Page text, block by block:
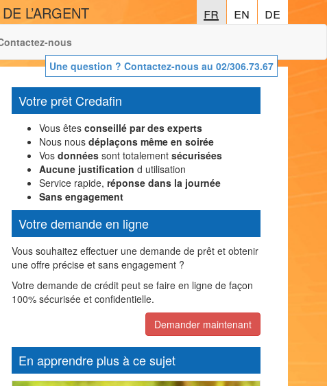
L’ARGENT fr en de
fr en de
Une question ? Contactez-nous au 02/306.73.67
nous
Votre prêt Credafin
Vous êtes conseillé par des experts
Nous nous déplaçons même en soirée
Vos donnéessont totalement sécurisées
Aucune justification d utilisation
Service rapide, réponse dans la journée
Sans engagement
Votre demande en ligne
Vous souhaitez effectuer une demande de prêt et obtenir
une offre précise et sans engagement ?
Votre demande de crédit peut se faire en ligne de façon
100% sécurisée et confidentielle.
Demander maintenant
En apprendre plus à ce sujet